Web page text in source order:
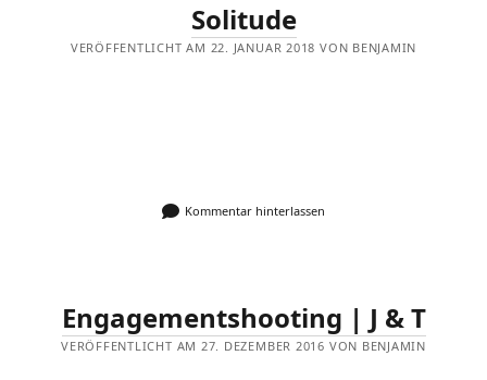
Solitude
VERÖFFENTLICHT AM 22. JANUAR 2018 VON BENJAMIN
Kommentar hinterlassen
Engagementshooting | J & T
VERÖFFENTLICHT AM 27. DEZEMBER 2016 VON BENJAMIN